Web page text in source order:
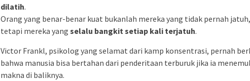
dilatih.
Orang yang benar-benar kuat bukanlah mereka yang tidak pernah jatuh,
tetapi mereka yang selalu bangkit setiap kali terjatuh.
Victor Frankl, psikolog yang selamat dari kamp konsentrasi, pernah
bahwa manusia bisa bertahan dari penderitaan terburuk jika ia
makna di baliknya.